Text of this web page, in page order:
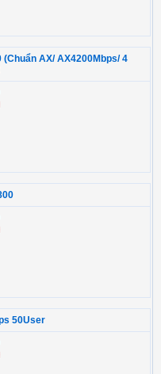
AX/ AX4200Mbps/ 4
50User